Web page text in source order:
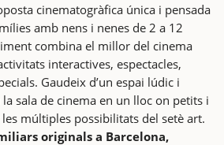
cinematogràfica única i pensada
amb nens i nenes de 2 a 12
combina el millor del cinema
interactives, espectacles,
Gaudeix d’un espai lúdic i
sala de cinema en un lloc on petits i
múltiples possibilitats del setè art.
originals a Barcelona,